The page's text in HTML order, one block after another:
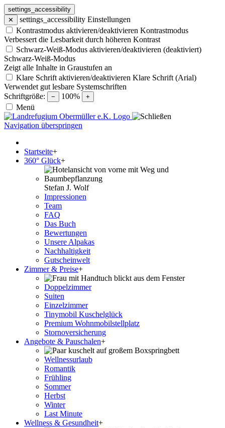
settings_accessibility
✕
settings_accessibility Einstellungen
Kontrastmodus aktivieren/deaktivieren Kontrastmodus
Verbessert die Lesbarkeit durch höheren Kontrast
Schwarz-Weiß-Modus aktivieren/deaktivieren (deaktiviert)
Schwarz-Weiß-Modus
Zeigt alle Inhalte in Graustufen an
Klare Schrift aktivieren/deaktivieren Klare Schrift (Arial)
Verwendet gut lesbare Systemschriften
Schriftgröße:
− 100% +
Menü
Navigation überspringen
Startseite+
360° Glück+
Stefan J. Wolf
Impressionen
Team
FAQ
Das Buch
Bewertungen
Unsere Alpakas
Nachhaltigkeit
Gutscheinwelt
Zimmer & Preise+
Doppelzimmer
Suiten
Einzelzimmer
Tinymobil Kuschelglück
Premium Wohnmobilstellplatz
Stornoversicherung
Angebote & Pauschalen+
Wellnessurlaub
Romantik
Frühling
Sommer
Herbst
Winter
Last Minute
Wellness & Gesundheit+